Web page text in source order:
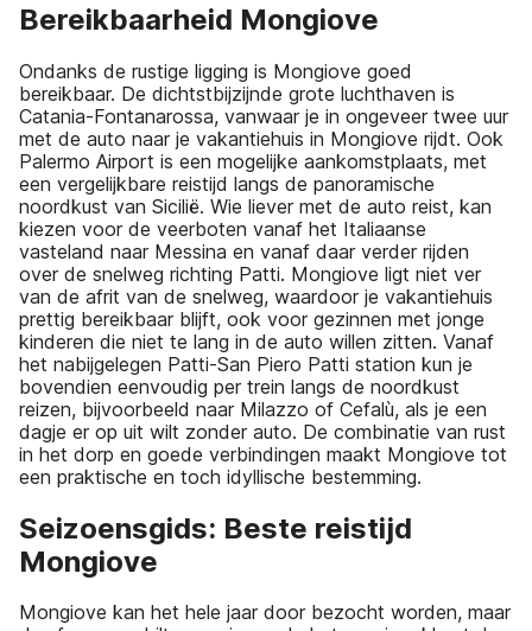
Bereikbaarheid Mongiove
Ondanks de rustige ligging is Mongiove goed
bereikbaar. De dichtstbijzijnde grote luchthaven is
Catania-Fontanarossa, vanwaar je in ongeveer twee uur
met de auto naar je vakantiehuis in Mongiove rijdt. Ook
Palermo Airport is een mogelijke aankomstplaats, met
een vergelijkbare reistijd langs de panoramische
noordkust van Sicilië. Wie liever met de auto reist, kan
kiezen voor de veerboten vanaf het Italiaanse
vasteland naar Messina en vanaf daar verder rijden
over de snelweg richting Patti. Mongiove ligt niet ver
van de afrit van de snelweg, waardoor je vakantiehuis
prettig bereikbaar blijft, ook voor gezinnen met jonge
kinderen die niet te lang in de auto willen zitten. Vanaf
het nabijgelegen Patti-San Piero Patti station kun je
bovendien eenvoudig per trein langs de noordkust
reizen, bijvoorbeeld naar Milazzo of Cefalù, als je een
dagje er op uit wilt zonder auto. De combinatie van rust
in het dorp en goede verbindingen maakt Mongiove tot
een praktische en toch idyllische bestemming.
Seizoensgids: Beste reistijd
Mongiove
Mongiove kan het hele jaar door bezocht worden, maar